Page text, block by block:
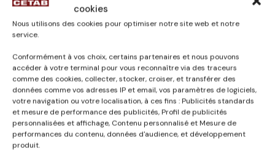
cookies
Nous utilisons des cookies pour optimiser notre site web et notre
service.
Conformément à vos choix, certains partenaires et nous pouvons
accéder à votre terminal pour vous reconnaître via des traceurs
comme des cookies, collecter, stocker, croiser, et transférer des
données comme vos adresses IP et email, vos paramètres de logiciels,
votre navigation ou votre localisation, à ces fins : Publicités standards
et mesure de performance des publicités, Profil de publicités
personnalisées et affichage, Contenu personnalisé et Mesure de
performances du contenu, données d'audience, et développement
produit.
Published in
PARKINGS P1 ET P2
GARE SAINT JEAN
BELCIER BORDEAUX
(33)